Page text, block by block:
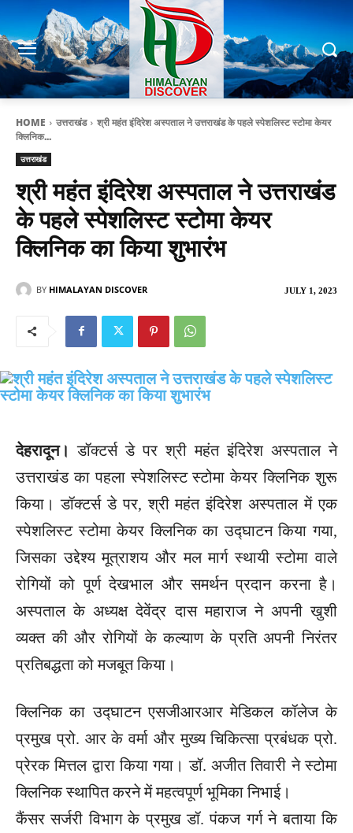
HOME उत्तराखंड
श्री महंत इंदिरेश अस्पताल ने उत्तराखंड के पहले स्पेशलिस्ट स्टोमा केयर
क्लिनिक...
उत्तराखंड
श्री महंत इंदिरेश अस्पताल ने उत्तराखंड
के पहले स्पेशलिस्ट स्टोमा केयर
क्लिनिक का किया शुभारंभ
JULY 1, 2023
BY HIMALAYAN DISCOVER
देहरादून। डॉक्टर्स डे पर श्री महंत इंदिरेश अस्पताल ने
उत्तराखंड का पहला स्पेशलिस्ट स्टोमा केयर क्लिनिक शुरू
किया। डॉक्टर्स डे पर, श्री महंत इंदिरेश अस्पताल में एक
स्पेशलिस्ट स्टोमा केयर क्लिनिक का उद्घाटन किया गया,
जिसका उद्देश्य मूत्राशय और मल मार्ग स्थायी स्टोमा वाले
रोगियों को पूर्ण देखभाल और समर्थन प्रदान करना है।
अस्पताल के अध्यक्ष देवेंद्र दास महाराज ने अपनी खुशी
व्यक्त की और रोगियों के कल्याण के प्रति अपनी निरंतर
प्रतिबद्धता को मजबूत किया।
क्लिनिक का उद्घाटन एसजीआरआर मेडिकल कॉलेज के
प्रमुख प्रो. आर के वर्मा और मुख्य चिकित्सा प्रबंधक प्रो.
प्रेरक मित्तल द्वारा किया गया। डॉ. अजीत तिवारी ने स्टोमा
क्लिनिक स्थापित करने में महत्वपूर्ण भूमिका निभाई।
कैंसर सर्जरी विभाग के प्रमुख डॉ. पंकज गर्ग ने बताया कि